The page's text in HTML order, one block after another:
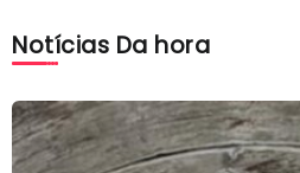
Notícias Da hora